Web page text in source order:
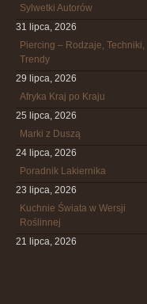
Sylwetki Autorów
31 lipca, 2026
Piercing – Rodzaje, Techniki,
Trendy
29 lipca, 2026
Afryka Kraj po Kraju
25 lipca, 2026
Marki z Duszą
24 lipca, 2026
Poradnik Lakiernika
23 lipca, 2026
Kuchnie Świata w Wersji
Roślinnej
21 lipca, 2026